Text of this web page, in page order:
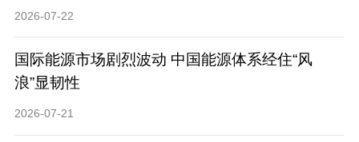
2026-07-22
国际能源市场剧烈波动 中国能源体系经住“风
浪”显韧性
2026-07-21